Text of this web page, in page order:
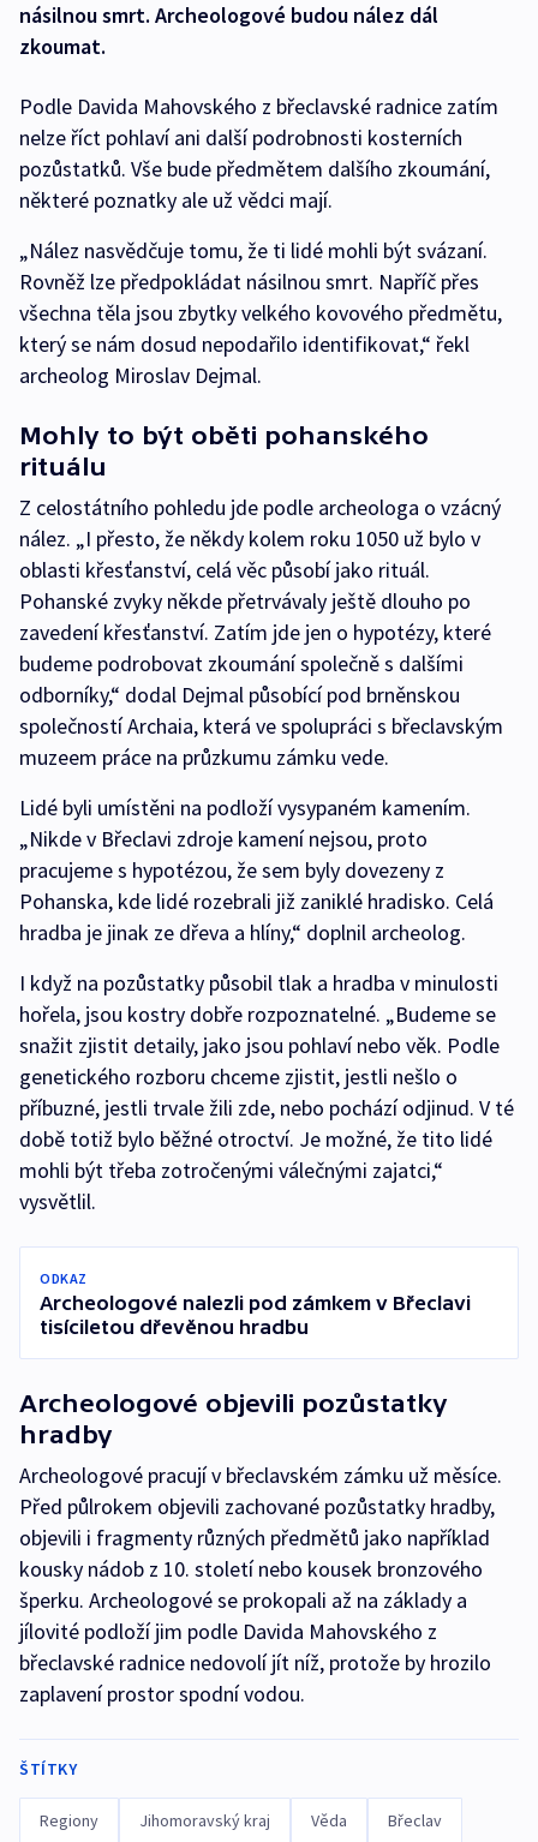
násilnou smrt. Archeologové budou nález dál
zkoumat.
Podle Davida Mahovského z břeclavské radnice zatím
nelze říct pohlaví ani další podrobnosti kosterních
pozůstatků. Vše bude předmětem dalšího zkoumání,
některé poznatky ale už vědci mají.
„Nález nasvědčuje tomu, že ti lidé mohli být svázaní.
Rovněž lze předpokládat násilnou smrt. Napříč přes
všechna těla jsou zbytky velkého kovového předmětu,
který se nám dosud nepodařilo identifikovat,“ řekl
archeolog Miroslav Dejmal.
Mohly to být oběti pohanského
rituálu
Z celostátního pohledu jde podle archeologa o vzácný
nález. „I přesto, že někdy kolem roku 1050 už bylo v
oblasti křesťanství, celá věc působí jako rituál.
Pohanské zvyky někde přetrvávaly ještě dlouho po
zavedení křesťanství. Zatím jde jen o hypotézy, které
budeme podrobovat zkoumání společně s dalšími
odborníky,“ dodal Dejmal působící pod brněnskou
společností Archaia, která ve spolupráci s břeclavským
muzeem práce na průzkumu zámku vede.
Lidé byli umístěni na podloží vysypaném kamením.
„Nikde v Břeclavi zdroje kamení nejsou, proto
pracujeme s hypotézou, že sem byly dovezeny z
Pohanska, kde lidé rozebrali již zaniklé hradisko. Celá
hradba je jinak ze dřeva a hlíny,“ doplnil archeolog.
I když na pozůstatky působil tlak a hradba v minulosti
hořela, jsou kostry dobře rozpoznatelné. „Budeme se
snažit zjistit detaily, jako jsou pohlaví nebo věk. Podle
genetického rozboru chceme zjistit, jestli nešlo o
příbuzné, jestli trvale žili zde, nebo pochází odjinud. V té
době totiž bylo běžné otroctví. Je možné, že tito lidé
mohli být třeba zotročenými válečnými zajatci,“
vysvětlil.
ODKAZ
Archeologové nalezli pod zámkem v Břeclavi
tisíciletou dřevěnou hradbu
Archeologové objevili pozůstatky
hradby
Archeologové pracují v břeclavském zámku už měsíce.
Před půlrokem objevili zachované pozůstatky hradby,
objevili i fragmenty různých předmětů jako například
kousky nádob z 10. století nebo kousek bronzového
šperku. Archeologové se prokopali až na základy a
jílovité podloží jim podle Davida Mahovského z
břeclavské radnice nedovolí jít níž, protože by hrozilo
zaplavení prostor spodní vodou.
ŠTÍTKY
Regiony Jihomoravský kraj Věda Břeclav